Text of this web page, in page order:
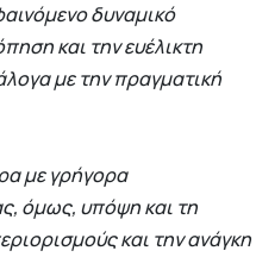
δυναμικό
και την ευέλικτη
με την πραγματική
με γρήγορα
όμως, υπόψη και τη
και την ανάγκη